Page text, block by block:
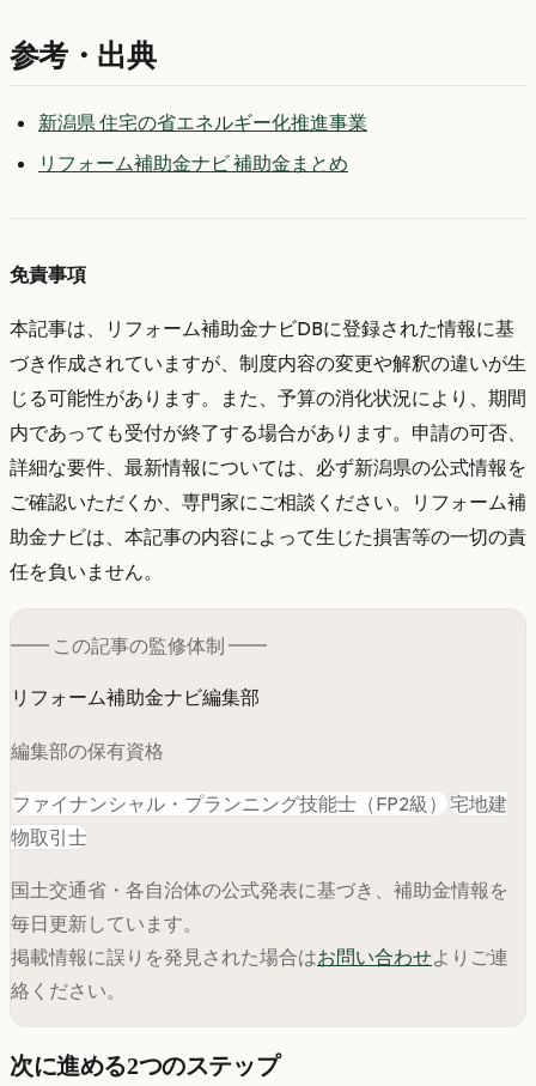
参考・出典
新潟県 住宅の省エネルギー化推進事業
リフォーム補助金ナビ 補助金まとめ
免責事項
本記事は、リフォーム補助金ナビDBに登録された情報に基
づき作成されていますが、制度内容の変更や解釈の違いが生
じる可能性があります。また、予算の消化状況により、期間
内であっても受付が終了する場合があります。申請の可否、
詳細な要件、最新情報については、必ず新潟県の公式情報を
ご確認いただくか、専門家にご相談ください。リフォーム補
助金ナビは、本記事の内容によって生じた損害等の一切の責
任を負いません。
━━ この記事の監修体制 ━━
リフォーム補助金ナビ編集部
編集部の保有資格
ファイナンシャル・プランニング技能士（FP2級）宅地建
物取引士
国土交通省・各自治体の公式発表に基づき、補助金情報を
毎日更新しています。
掲載情報に誤りを発見された場合はお問い合わせよりご連
絡ください。
次に進める2つのステップ